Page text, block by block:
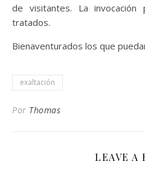
de visitantes. La
tratados.
Bienaventurados los que
exaltación
Por Thomas
LEAVE A